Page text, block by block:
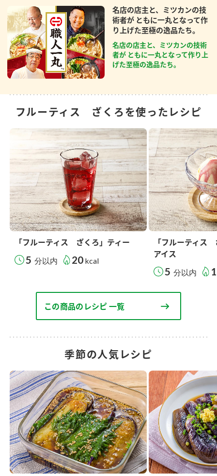
名店の店主と、ミツカンの技
術者が ともに一丸となって作
り上げた至極の逸品たち。
名店の店主と、ミツカンの技術
者が ともに一丸となって作り上
げた至極の逸品たち。
フルーティス ざくろを使ったレシピ
「フルーティス ざくろ」ティー
5 分以内 20 kcal
「フルーティス
アイス
5 分以内
この商品のレシピ 一覧
季節の人気レシピ